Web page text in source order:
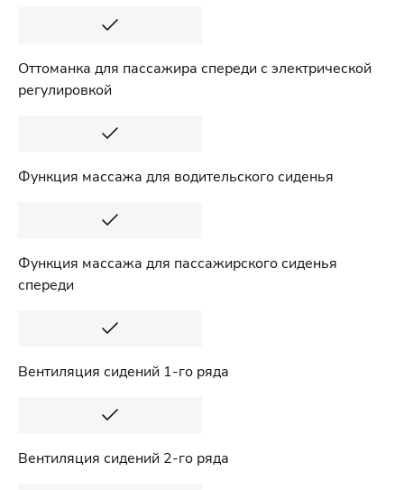
Оттоманка для пассажира спереди с электрической
регулировкой
Функция массажа для водительского сиденья
Функция массажа для пассажирского сиденья
спереди
Вентиляция сидений 1-го ряда
Вентиляция сидений 2-го ряда